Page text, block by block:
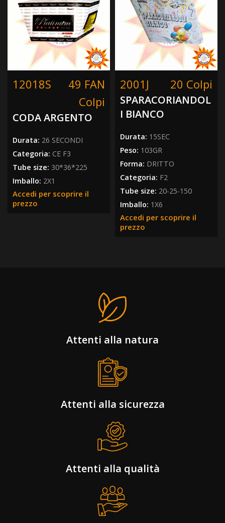
12018S
49 FAN
Colpi
CODA ARGENTO
Durata: 26 SECONDI
Categoria: CE F3
Tube size: 30*36*225
Imballo: 2X1
Accedi per scoprire il
prezzo
2001J 20 Colpi
SPARACORIANDOL
I BIANCO
Durata: 15SEC
Peso: 103GR
Forma: DRITTO
Categoria: F2
Tube size: 20-25-150
Imballo: 1X6
Accedi per scoprire il
prezzo
Attenti alla natura
Attenti alla sicurezza
Attenti alla qualità